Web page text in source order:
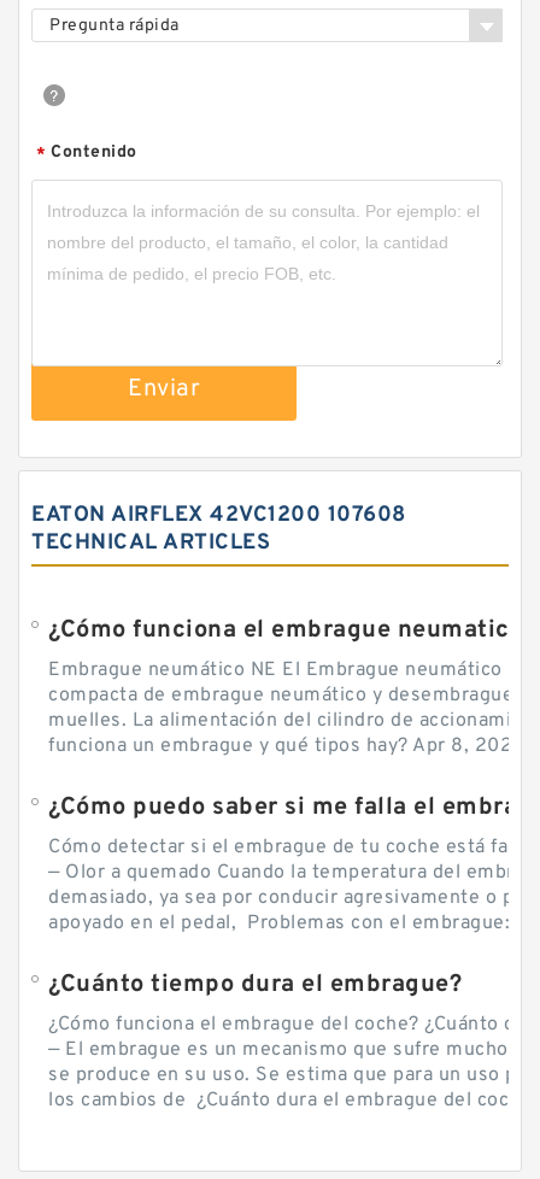
Pregunta rápida
* Contenido
Enviar
EATON AIRFLEX 42VC1200 107608
TECHNICAL ARTICLES
¿Cómo funciona el embrague neumatico?
Embrague neumático NE El Embrague neumático
compacta de embrague neumático y desembrague
muelles. La alimentación del cilindro de
funciona un embrague y qué tipos hay? Apr 8, 2020
Cómo detectar si el embrague de tu coche está
— Olor a quemado Cuando la temperatura del
demasiado, ya sea por conducir agresivamente o
apoyado en el pedal, Problemas con el embrague:
¿Cuánto tiempo dura el embrague?
¿Cómo funciona el embrague del coche? ¿Cuánto
— El embrague es un mecanismo que sufre mucho
se produce en su uso. Se estima que para un uso
los cambios de ¿Cuánto dura el embrague del